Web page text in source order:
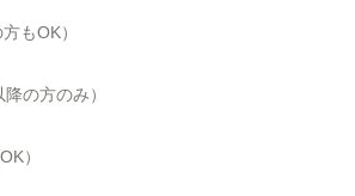
もOK）
の方のみ）
）